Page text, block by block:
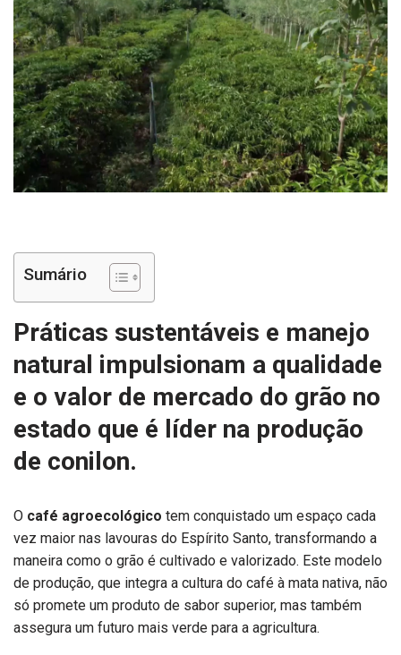
Sumário
Práticas sustentáveis e manejo
natural impulsionam a qualidade
e o valor de mercado do grão no
estado que é líder na produção
de conilon.
O café agroecológico tem conquistado um espaço cada
vez maior nas lavouras do Espírito Santo, transformando a
maneira como o grão é cultivado e valorizado. Este modelo
de produção, que integra a cultura do café à mata nativa, não
só promete um produto de sabor superior, mas também
assegura um futuro mais verde para a agricultura.